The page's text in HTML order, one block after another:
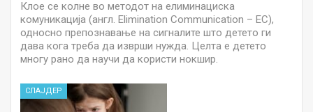
Клое се колне во методот на елиминациска
комуникација (англ. Elimination Communication – EC),
односно препознавање на сигналите што детето ги
дава кога треба да изврши нужда. Целта е детето
многу рано да научи да користи нокшир.
СЛАЈДЕР